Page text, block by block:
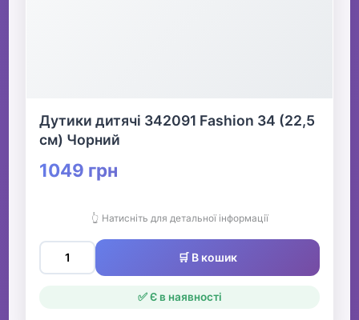
Дутики дитячі 342091 Fashion 34 (22,5
см) Чорний
1049 грн
👆 Натисніть для детальної інформації
🛒 В кошик
✅ Є в наявності